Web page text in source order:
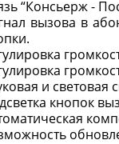
“Консьерж -
вызова в
и
кнопок